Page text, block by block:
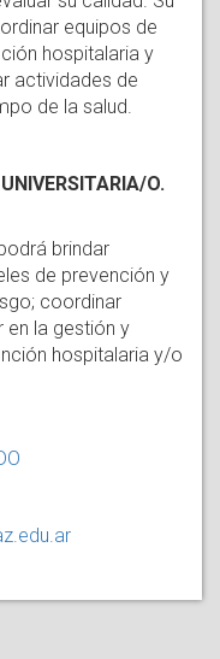
equipos de
hospitalaria y
actividades de
de la salud.
O.
brindar
de prevención y
coordinar
en la gestión y
hospitalaria y/o